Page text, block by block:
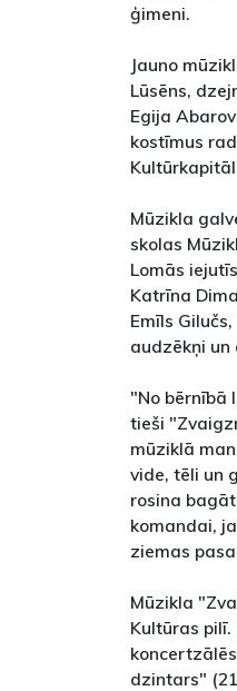
ģimeni.
Jauno
Lūsēns,
Egija
kostīmus
Mūzikla
skolas
Lomās
Katrīna
Emīls
audzēkņi un
"No bērnībā
tieši
mūziklā
vide, tēli un
rosina
komandai,
ziemas
Mūzikla
Kultūras
dzintars"